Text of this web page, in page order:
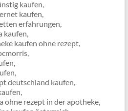
kaufen,
kaufen,
erfahrungen,
kaufen,
kaufen ohne rezept,
deutschland kaufen,
ohne rezept in der apotheke,